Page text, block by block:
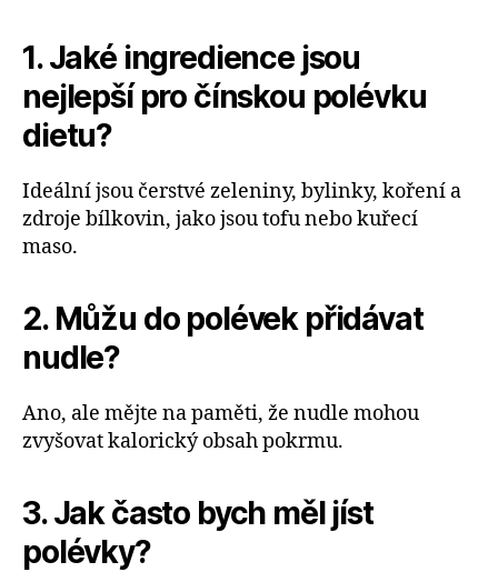
1. Jaké ingredience jsou
nejlepší pro čínskou polévku
dietu?
Ideální jsou čerstvé zeleniny, bylinky, koření a
zdroje bílkovin, jako jsou tofu nebo kuřecí
maso.
2. Můžu do polévek přidávat
nudle?
Ano, ale mějte na paměti, že nudle mohou
zvyšovat kalorický obsah pokrmu.
3. Jak často bych měl jíst
polévky?